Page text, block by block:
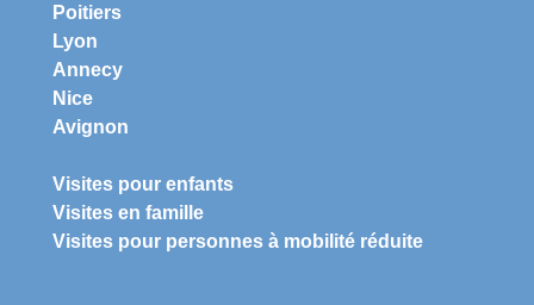
Poitiers
Lyon
Annecy
Nice
Avignon
Visites pour enfants
Visites en famille
Visites pour personnes à mobilité réduite